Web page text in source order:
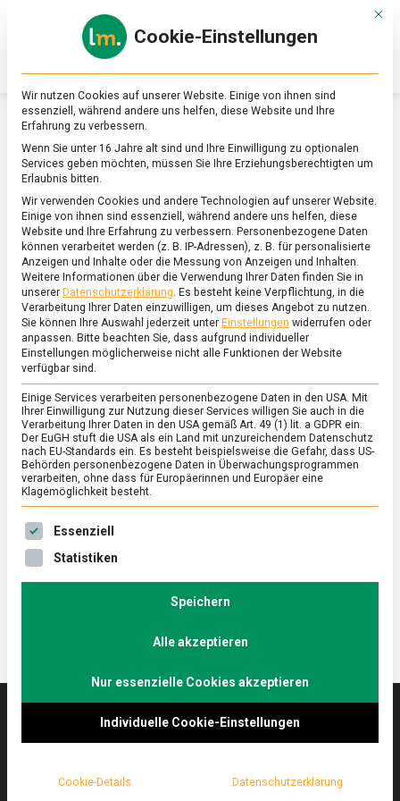
Online-
Magazin
zu
&
Ernährung
SCHLAGWORT:NAHER OSTEN
KULTUR
Hummus: Pampe für den Frieden
27. September 2019
Hummus:
Bisweilen erscheint Hummus als
Grundnahrungsmittel, besonders in Berlin. Was ist
Daslebensmittelmagazin(.de) ist das Online-
Mit
Cookie-Einstellungen
Wir nutzen Cookies auf unserer Website. Einige von ihnen sind
essenziell, während andere uns helfen, diese Website und Ihre
Erfahrung zu verbessern.
Wenn Sie unter 16 Jahre alt sind und Ihre Einwilligung zu optionalen
Services geben möchten, müssen Sie Ihre Erziehungsberechtigten um
Erlaubnis bitten.
Wir verwenden Cookies und andere Technologien auf unserer Website.
Einige von ihnen sind essenziell, während andere uns helfen, diese
Website und Ihre Erfahrung zu verbessern. Personenbezogene Daten
können verarbeitet werden (z. B. IP-Adressen), z. B. für personalisierte
Anzeigen und Inhalte oder die Messung von Anzeigen und Inhalten.
Weitere Informationen über die Verwendung Ihrer Daten finden Sie in
unserer Datenschutzerklärung. Es besteht keine Verpflichtung, in die
Verarbeitung Ihrer Daten einzuwilligen, um dieses Angebot zu nutzen.
Sie können Ihre Auswahl jederzeit unter Einstellungen widerrufen oder
anpassen. Bitte beachten Sie, dass aufgrund individueller
Einstellungen möglicherweise nicht alle Funktionen der Website
verfügbar sind.
Einige Services verarbeiten personenbezogene Daten in den USA. Mit
Ihrer Einwilligung zur Nutzung dieser Services willigen Sie auch in die
Verarbeitung Ihrer Daten in den USA gemäß Art. 49 (1) lit. a GDPR ein.
Der EuGH stuft die USA als ein Land mit unzureichendem Datenschutz
nach EU-Standards ein. Es besteht beispielsweise die Gefahr, dass US-
Behörden personenbezogene Daten in Überwachungsprogrammen
verarbeiten, ohne dass für Europäerinnen und Europäer eine
Klagemöglichkeit besteht.
Es folgt eine Liste der Service-Gruppen, für die eine
Essenziell
Statistiken
Speichern
Alle akzeptieren
Nur essenzielle Cookies akzeptieren
Individuelle Cookie-Einstellungen
Cookie-Details Datenschutzerklärung